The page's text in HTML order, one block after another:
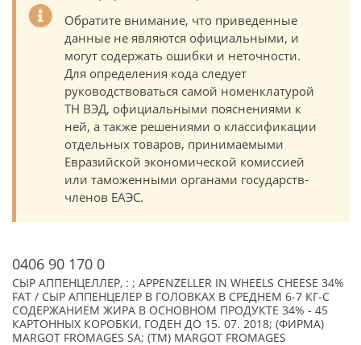
Обратите внимание, что приведенные
данные не являются официальными, и
могут содержать ошибки и неточности.
Для определения кода следует
руководствоваться самой номенклатурой
ТН ВЭД, официальными пояснениями к
ней, а также решениями о классификации
отдельных товаров, принимаемыми
Евразийской экономической комиссией
или таможенными органами государств-
членов ЕАЭС.
0406 90 170 0
СЫР АППЕНЦЕЛЛЕР, : ; APPENZELLER IN WHEELS CHEESE 34%
FAT / СЫР АППЕНЦЕЛЕР В ГОЛОВКАХ В СРЕДНЕМ 6-7 КГ-С
СОДЕРЖАНИЕМ ЖИРА В ОСНОВНОМ ПРОДУКТЕ 34% - 45
КАРТОННЫХ КОРОБКИ, ГОДЕН ДО 15. 07. 2018; (ФИРМА)
MARGOT FROMAGES SA; (TM) MARGOT FROMAGES